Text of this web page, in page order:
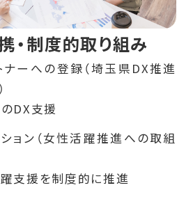
・制度的取り組み
ーへの登録（埼玉県DX推進
DX支援
ション（女性活躍推進への取組
支援を制度的に推進